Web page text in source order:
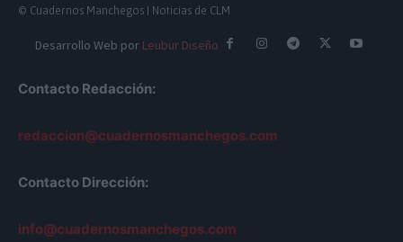
© Cuadernos Manchegos | Noticias de CLM
Desarrollo Web por Leubur Diseño
Contacto Redacción:
redaccion@cuadernosmanchegos.com
Contacto Dirección:
info@cuadernosmanchegos.com